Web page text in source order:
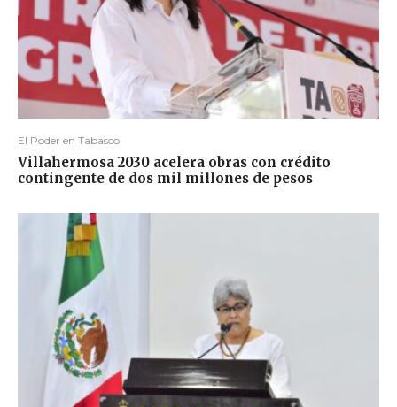
El Poder en Tabasco
Villahermosa 2030 acelera obras con crédito
contingente de dos mil millones de pesos